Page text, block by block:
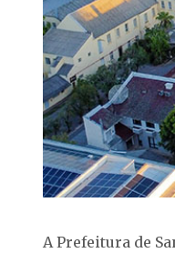
A Prefeitura de